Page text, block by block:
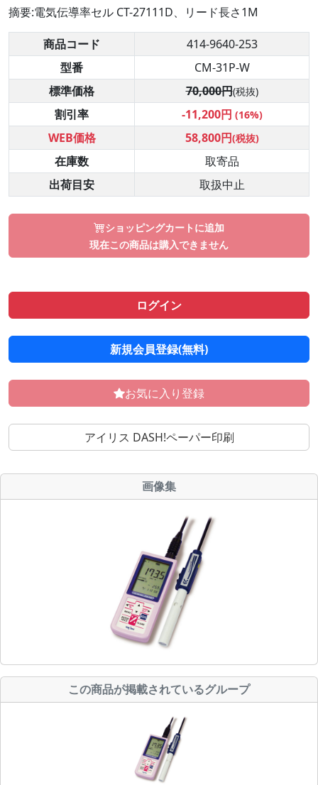
摘要:電気伝導率セル CT-27111D、リード長さ1M
商品コード
414-9640-253
型番
CM-31P-W
標準価格
70,000円(税抜)
割引率 -11,200円 (16%)
WEB価格 58,800円(税抜)
在庫数
取寄品
出荷目安
取扱中止
ショッピングカートに追加
現在この商品は購入できません
ログイン
新規会員登録(無料)
お気に入り登録
アイリス DASH!ペーパー印刷
画像集
この商品が掲載されているグループ